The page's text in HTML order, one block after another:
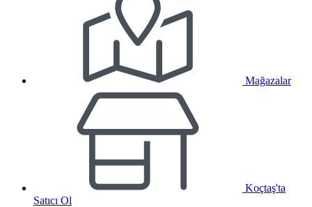
Mağazalar
Koçtaş'ta
Satıcı Ol